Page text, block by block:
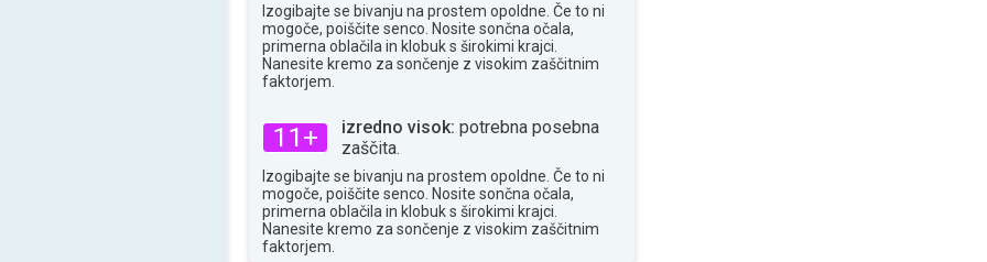
Izogibajte se bivanju na prostem opoldne. Če to ni
mogoče, poiščite senco. Nosite sončna očala,
primerna oblačila in klobuk s širokimi krajci.
Nanesite kremo za sončenje z visokim zaščitnim
faktorjem.
11+ izredno visok: potrebna posebna
zaščita.
Izogibajte se bivanju na prostem opoldne. Če to ni
mogoče, poiščite senco. Nosite sončna očala,
primerna oblačila in klobuk s širokimi krajci.
Nanesite kremo za sončenje z visokim zaščitnim
faktorjem.